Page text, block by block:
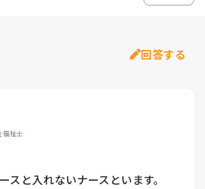
回答する
祉士
スと入れないナースといます。